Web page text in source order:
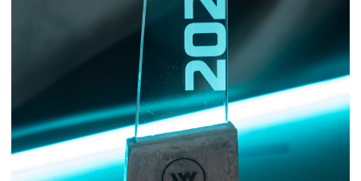
компании. Награды вручают
представители жюри и Оргкомитета,
а церемония становится
кульминацией профессионального
сезона и площадкой для
неформального общения лидеров
отрасли.